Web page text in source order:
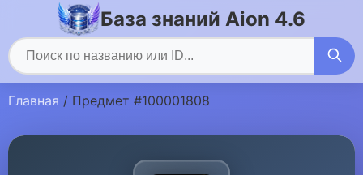
База знаний Aion 4.6
Главная / Предмет #100001808